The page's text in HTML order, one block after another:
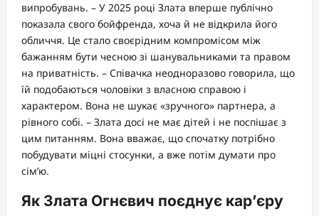
випробувань. – У 2025 році Злата вперше публічно
показала свого бойфренда, хоча й не відкрила його
обличчя. Це стало своєрідним компромісом між
бажанням бути чесною зі шанувальниками та правом
на приватність. – Співачка неодноразово говорила, що
їй подобаються чоловіки з власною справою і
характером. Вона не шукає «зручного» партнера, а
рівного собі. – Злата досі не має дітей і не поспішає з
цим питанням. Вона вважає, що спочатку потрібно
побудувати міцні стосунки, а вже потім думати про
сім’ю.
Як Злата Огнєвич поєднує кар’єру